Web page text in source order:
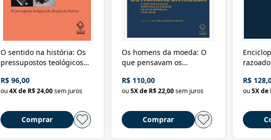
O sentido na história: Os
pressupostos teológicos
R$ 96,00
ou4X de R$ 24,00sem juros
Comprar
Os homens da moeda: O
que pensavam os
Nova República (1985-
2018)
R$ 110,00
ou5X de R$ 22,00sem juros
Comprar
R$
ou5X de